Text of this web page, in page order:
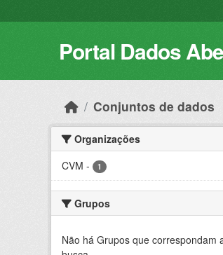
Portal Dados
Conjuntos de dados
Organizações
CVM - 1
Grupos
Não há Grupos que correspondam